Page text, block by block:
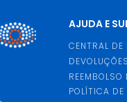
AJUDA E
CENTRAL DE
REEMBOLSO
POLÍTICA